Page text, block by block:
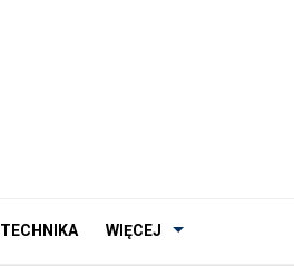
TECHNIKA WIĘCEJ